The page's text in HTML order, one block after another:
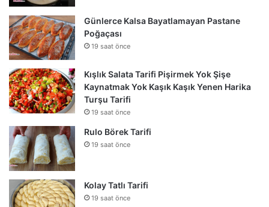
Günlerce Kalsa Bayatlamayan Pastane
Poğaçası
19 saat önce
Kışlık Salata Tarifi Pişirmek Yok Şişe
Kaynatmak Yok Kaşık Kaşık Yenen Harika
Turşu Tarifi
19 saat önce
Rulo Börek Tarifi
19 saat önce
Kolay Tatlı Tarifi
19 saat önce